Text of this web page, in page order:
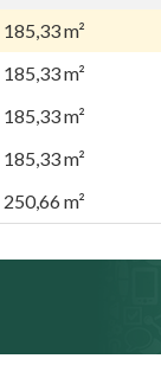
185,33 m²
185,33 m²
185,33 m²
185,33 m²
250,66 m²